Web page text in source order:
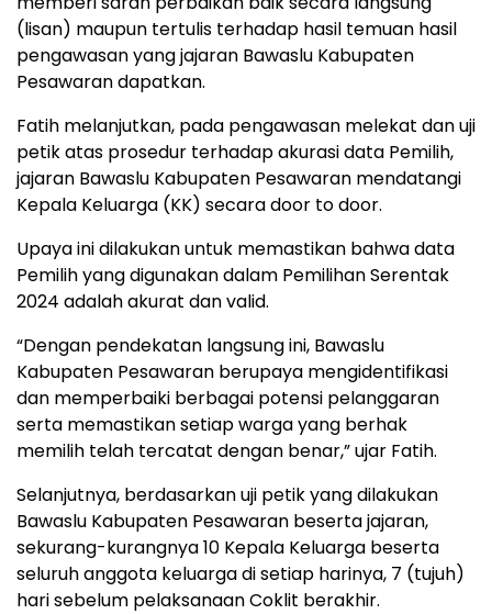
(lisan) maupun tertulis terhadap hasil temuan hasil
pengawasan yang jajaran Bawaslu Kabupaten
Pesawaran dapatkan.
Fatih melanjutkan, pada pengawasan melekat dan uji
petik atas prosedur terhadap akurasi data Pemilih,
jajaran Bawaslu Kabupaten Pesawaran mendatangi
Kepala Keluarga (KK) secara door to door.
Upaya ini dilakukan untuk memastikan bahwa data
Pemilih yang digunakan dalam Pemilihan Serentak
2024 adalah akurat dan valid.
“Dengan pendekatan langsung ini, Bawaslu
Kabupaten Pesawaran berupaya mengidentifikasi
dan memperbaiki berbagai potensi pelanggaran
serta memastikan setiap warga yang berhak
memilih telah tercatat dengan benar,” ujar Fatih.
Selanjutnya, berdasarkan uji petik yang dilakukan
Bawaslu Kabupaten Pesawaran beserta jajaran,
sekurang-kurangnya 10 Kepala Keluarga beserta
seluruh anggota keluarga di setiap harinya, 7 (tujuh)
hari sebelum pelaksanaan Coklit berakhir.